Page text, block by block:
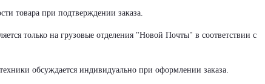
товара при подтверждении заказа.
только на грузовые отделения "Новой Почты" в соответствии с
обсуждается индивидуально при оформлении заказа.